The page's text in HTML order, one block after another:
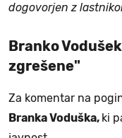
dogovorjen z
Branko
zgrešene"
Za komentar na
Branka Voduška, ki